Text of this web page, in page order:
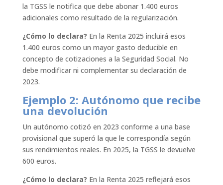
la TGSS le notifica que debe abonar 1.400 euros
adicionales como resultado de la regularización.
¿Cómo lo declara? En la Renta 2025 incluirá esos
1.400 euros como un mayor gasto deducible en
concepto de cotizaciones a la Seguridad Social. No
debe modificar ni complementar su declaración de
2023.
Ejemplo 2: Autónomo que recibe
una devolución
Un autónomo cotizó en 2023 conforme a una base
provisional que superó la que le correspondía según
sus rendimientos reales. En 2025, la TGSS le devuelve
600 euros.
¿Cómo lo declara? En la Renta 2025 reflejará esos